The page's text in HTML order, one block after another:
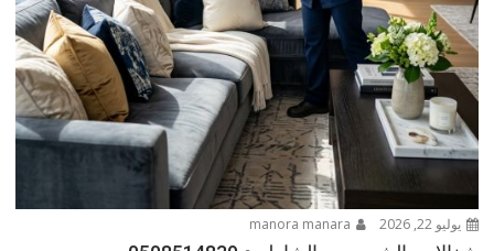
يوليو 22, 2026